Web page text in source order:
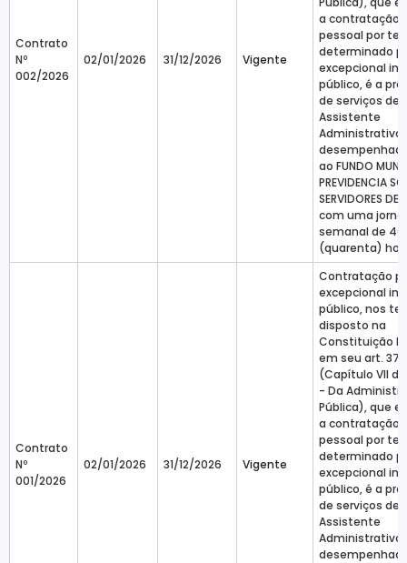
Contrato
Nº
002/2026
02/01/2026 31/12/2026 Vigente
a contratação
pessoal por
determinado
excepcional
público, é a
de serviços de
Assistente
Administrativo
ao FUNDO
PREVIDENCIA
SERVIDORES DE
com uma
semanal de 40
(quarenta)
Contrato
Nº
001/2026
02/01/2026 31/12/2026 Vigente
Contratação
excepcional
público, nos
disposto na
Constituição
em seu art. 37,
(Capítulo VII
- Da
Pública), que
a contratação
pessoal por
determinado
excepcional
público, é a
de serviços de
Assistente
Administrativo